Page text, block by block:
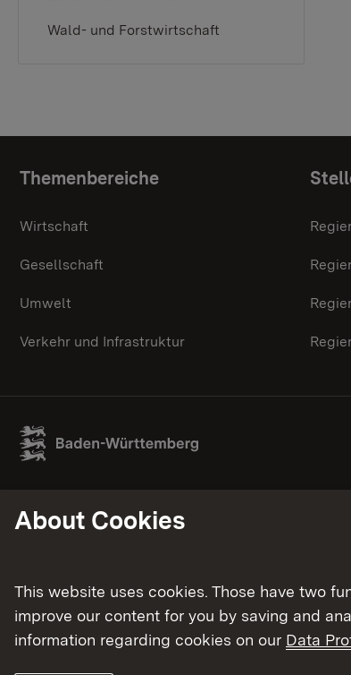
Wald- und Forstwirtschaft
Topic overview
Themenbereiche
Wirtschaft
Gesellschaft
Umwelt
Verkehr und Infrastruktur
About Cookies
This website uses cookies. Those have two
improve our content for you by saving and
information regarding cookies on our Data